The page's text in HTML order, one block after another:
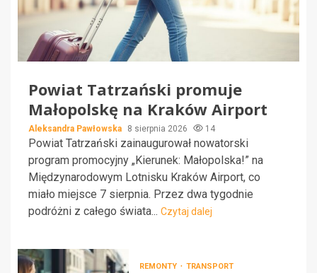
Powiat Tatrzański promuje
Małopolskę na Kraków Airport
Aleksandra Pawłowska 8 sierpnia 2026 14
Powiat Tatrzański zainaugurował nowatorski
program promocyjny „Kierunek: Małopolska!” na
Międzynarodowym Lotnisku Kraków Airport, co
miało miejsce 7 sierpnia. Przez dwa tygodnie
podróżni z całego świata... Czytaj dalej
REMONTY TRANSPORT